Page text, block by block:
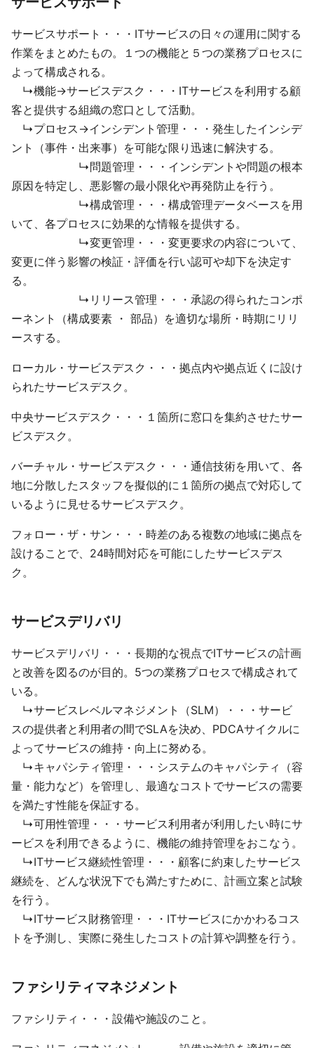
サービスサポート・・・ITサービスの日々の運用に関する
作業をまとめたもの。１つの機能と５つの業務プロセスに
よって構成される。
↳機能→サービスデスク・・・ITサービスを利用する顧
客と提供する組織の窓口として活動。
↳プロセス→インシデント管理・・・発生したインシデ
ント（事件・出来事）を可能な限り迅速に解決する。
↳問題管理・・・インシデントや問題の根本
原因を特定し、悪影響の最小限化や再発防止を行う。
↳構成管理・・・構成管理データベースを用
いて、各プロセスに効果的な情報を提供する。
↳変更管理・・・変更要求の内容について、
変更に伴う影響の検証・評価を行い認可や却下を決定す
る。
↳リリース管理・・・承認の得られたコンポ
ーネント（構成要素 ・ 部品）を適切な場所・時期にリリ
ースする。
ローカル・サービスデスク・・・拠点内や拠点近くに設け
られたサービスデスク。
中央サービスデスク・・・１箇所に窓口を集約させたサー
ビスデスク。
バーチャル・サービスデスク・・・通信技術を用いて、各
地に分散したスタッフを擬似的に１箇所の拠点で対応して
いるように見せるサービスデスク。
フォロー・ザ・サン・・・時差のある複数の地域に拠点を
設けることで、24時間対応を可能にしたサービスデス
ク。
サービスデリバリ
サービスデリバリ・・・長期的な視点でITサービスの計画
と改善を図るのが目的。5つの業務プロセスで構成されて
いる。
↳サービスレベルマネジメント（SLM）・・・サービ
スの提供者と利用者の間でSLAを決め、PDCAサイクルに
よってサービスの維持・向上に努める。
↳キャパシティ管理・・・システムのキャパシティ（容
量・能力など）を管理し、最適なコストでサービスの需要
を満たす性能を保証する。
↳可用性管理・・・サービス利用者が利用したい時にサ
ービスを利用できるように、機能の維持管理をおこなう。
↳ITサービス継続性管理・・・顧客に約束したサービス
継続を、どんな状況下でも満たすために、計画立案と試験
を行う。
↳ITサービス財務管理・・・ITサービスにかかわるコス
トを予測し、実際に発生したコストの計算や調整を行う。
ファシリティマネジメント
ファシリティ・・・設備や施設のこと。